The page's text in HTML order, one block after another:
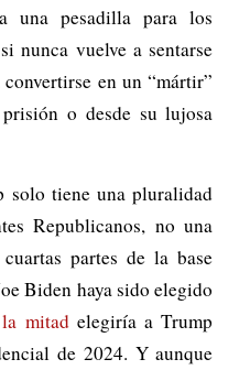
una pesadilla para los
nunca vuelve a sentarse
en un “mártir”
o desde su lujosa
solo tiene una pluralidad
Republicanos, no una
partes de la base
Biden haya sido elegido
mitad elegiría a Trump
de 2024. Y aunque